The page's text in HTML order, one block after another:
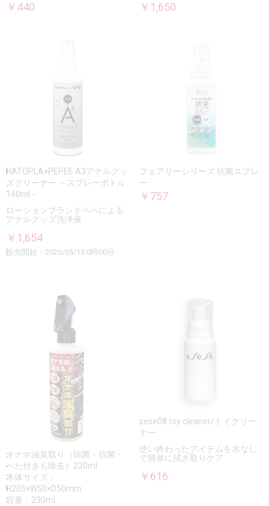
￥440 ￥1,650
HATOPLA×PEPEE A3アナルグッ
ズクリーナー －スプレーボトル
140ml－
ローションブランドペペによる
アナルグッズ洗浄液
￥1,654
販売開始：2026/05/15 0時00分
フェアリーシリーズ 抗菌スプレ
ー
￥757
オナホ油臭取り（除菌・抗菌・
べた付きも除去）230ml
本体サイズ：
H205×W50×D50mm
容量：230ml
sese08 toy cleaner/トイクリー
ナー
使い終わったアイテムを水なし
で簡単に拭き取りケア
￥616